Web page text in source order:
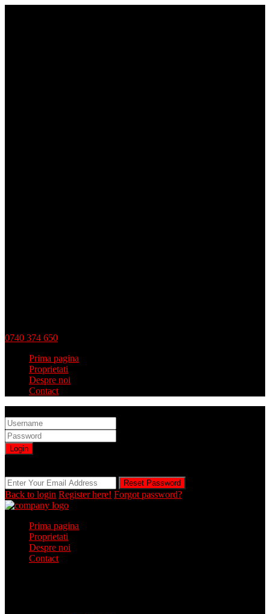
0740 374 650
Prima pagina
Proprietati
Despre noi
Contact
Login
Reset Password
Back to login Register here! Forgot password?
Prima pagina
Proprietati
Despre noi
Contact